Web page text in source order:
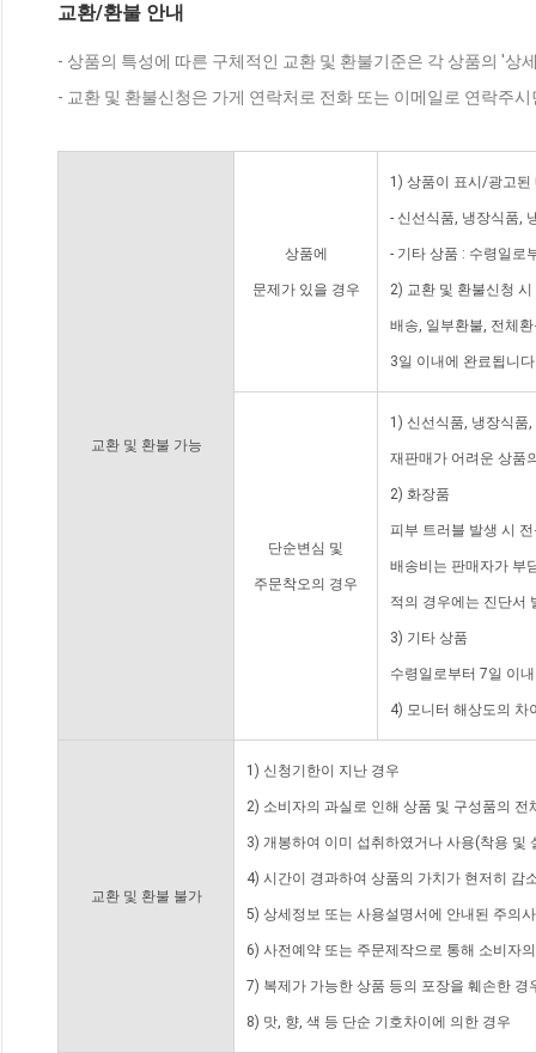
교환/환불 안내
- 상품의 특성에 따른 구체적인 교환 및 환불기준은 각 상품의 '상
- 교환 및 환불신청은 가게 연락처로 전화 또는 이메일로 연락주
교환 및 환불 가능
상품에
문제가 있을 경우
1) 상품이 표시/광고된
- 신선식품, 냉장식품,
- 기타 상품 : 수령일로
2) 교환 및 환불신청
배송, 일부환불, 전체
3일 이내에 완료됩니
단순변심 및
주문착오의 경우
1) 신선식품, 냉장식품
재판매가 어려운 상품
2) 화장품
피부 트러블 발생 시
배송비는 판매자가 부
적의 경우에는 진단서
3) 기타 상품
수령일로부터 7일 이
4) 모니터 해상도의 차
교환 및 환불 불가
1) 신청기한이 지난 경우
2) 소비자의 과실로 인해 상품 및 구성품의
3) 개봉하여 이미 섭취하였거나 사용(착용 및
4) 시간이 경과하여 상품의 가치가 현저히 감
5) 상세정보 또는 사용설명서에 안내된 주의
6) 사전예약 또는 주문제작으로 통해 소비자
7) 복제가 가능한 상품 등의 포장을 훼손한 경
8) 맛, 향, 색 등 단순 기호차이에 의한 경우